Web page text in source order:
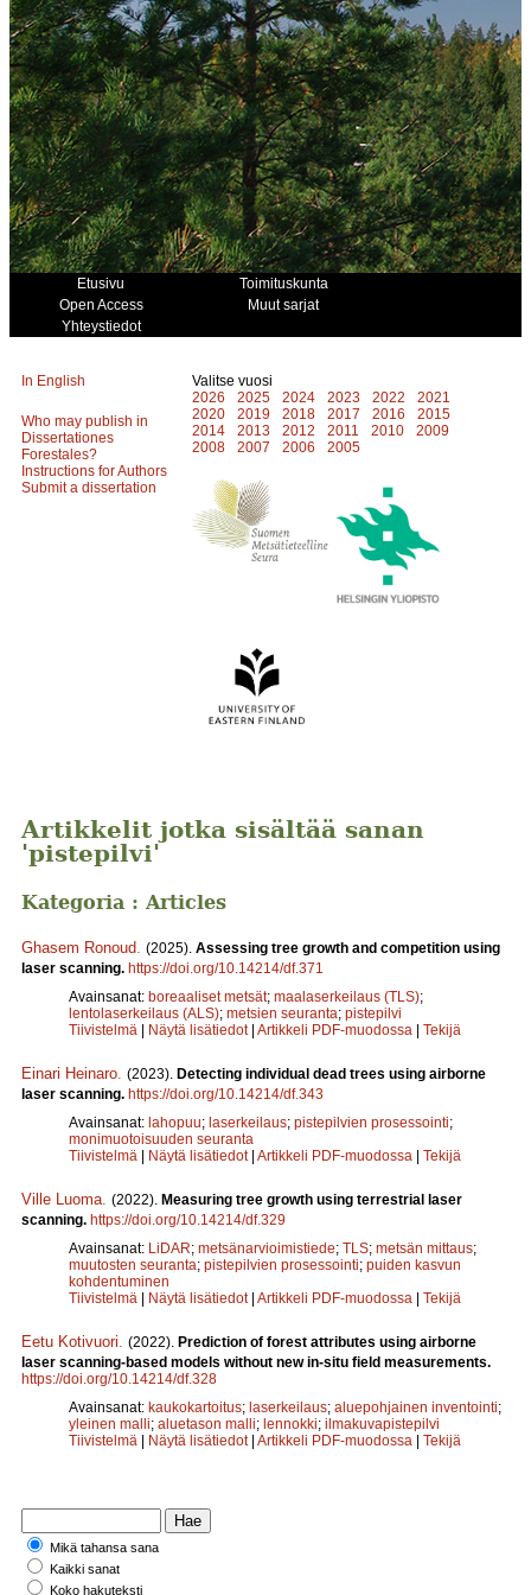
Etusivu
Toimituskunta
Open Access
Muut sarjat
Yhteystiedot
In English
Who may publish in
Dissertationes
Forestales?
Instructions for Authors
Submit a dissertation
Valitse vuosi
2026
2025 2024 2023 2022
2021
2020
2019 2018 2017 2016
2015
2014
2013 2012 2011 2010
2009
2008
2007 2006 2005
Artikkelit jotka sisältää sanan
'pistepilvi'
Kategoria : Articles
Ghasem Ronoud (2025). Assessing tree growth and competition using
laser scanning. https://doi.org/10.14214/df.371
Avainsanat: boreaaliset metsät; maalaserkeilaus (TLS);
lentolaserkeilaus (ALS); metsien seuranta; pistepilvi
Tiivistelmä | Näytä lisätiedot | Artikkeli PDF-muodossa | Tekijä
Einari Heinaro (2023). Detecting individual dead trees using airborne
laser scanning. https://doi.org/10.14214/df.343
Avainsanat: lahopuu; laserkeilaus; pistepilvien prosessointi;
monimuotoisuuden seuranta
Tiivistelmä | Näytä lisätiedot | Artikkeli PDF-muodossa | Tekijä
Ville Luoma (2022). Measuring tree growth using terrestrial laser
scanning. https://doi.org/10.14214/df.329
Avainsanat: LiDAR; metsänarvioimistiede; TLS; metsän mittaus;
muutosten seuranta; pistepilvien prosessointi; puiden kasvun
kohdentuminen
Tiivistelmä | Näytä lisätiedot | Artikkeli PDF-muodossa | Tekijä
Eetu Kotivuori (2022). Prediction of forest attributes using airborne
laser scanning-based models without new in-situ field measurements.
https://doi.org/10.14214/df.328
Avainsanat: kaukokartoitus; laserkeilaus; aluepohjainen inventointi;
yleinen malli; aluetason malli; lennokki; ilmakuvapistepilvi
Tiivistelmä | Näytä lisätiedot | Artikkeli PDF-muodossa | Tekijä
Mikä tahansa sana
Kaikki sanat
Koko hakuteksti